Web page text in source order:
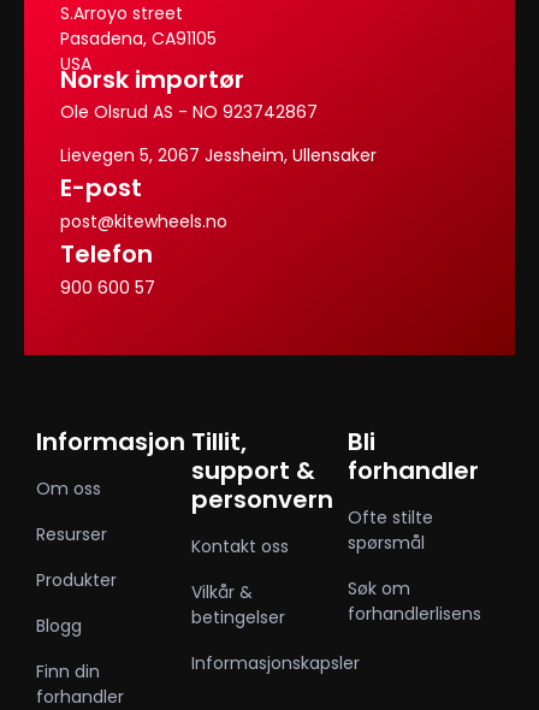
S.Arroyo street
Pasadena, CA91105
USA
Norsk importør
Ole Olsrud AS - NO 923742867
Lievegen 5, 2067 Jessheim, Ullensaker
E-post
post@kitewheels.no
Telefon
900 600 57
Informasjon
Om oss
Resurser
Produkter
Blogg
Finn din
forhandler
Tillit,
support &
personvern
Kontakt oss
Vilkår &
betingelser
Informasjonskapsler
Bli
forhandler
Ofte stilte
spørsmål
Søk om
forhandlerlisens